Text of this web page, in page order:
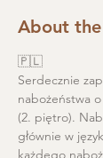
About
🇵🇱
Serdecznie
nabożeństwa
(2. piętro).
głównie w
każdego